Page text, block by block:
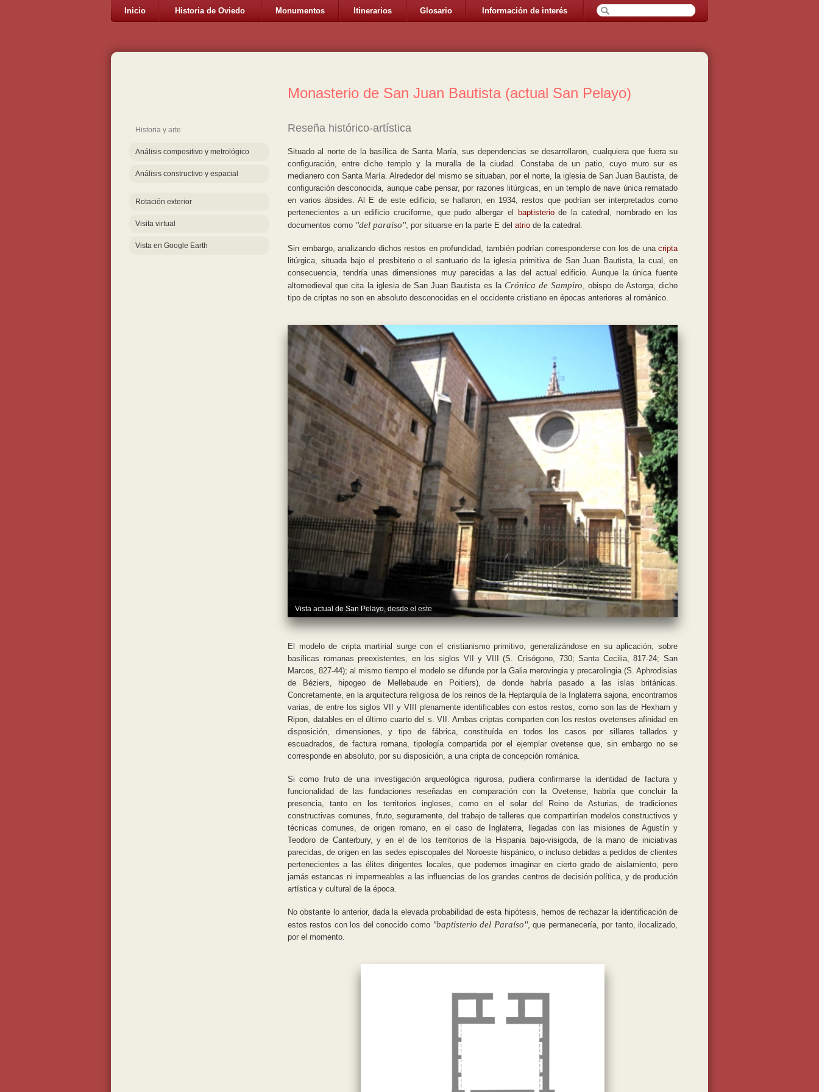
Inicio Historia de Oviedo Monumentos Itinerarios Glosario Información de interés
Historia y arte
Análisis compositivo y metrológico
Análisis constructivo y espacial
Rotación exterior
Visita virtual
Vista en Google Earth
Monasterio de San Juan Bautista (actual San Pelayo)
Reseña histórico-artística
Situado al norte de la basílica de Santa María, sus dependencias se desarrollaron, cualquiera que fuera su
configuración, entre dicho templo y la muralla de la ciudad. Constaba de un patio, cuyo muro sur es
medianero con Santa María. Alrededor del mismo se situaban, por el norte, la iglesia de San Juan Bautista, de
configuración desconocida, aunque cabe pensar, por razones litúrgicas, en un templo de nave única rematado
en varios ábsides. Al E de este edificio, se hallaron, en 1934, restos que podrían ser interpretados como
pertenecientes a un edificio cruciforme, que pudo albergar el
baptisteriode la catedral, nombrado en los
documentos como "del paraíso", por situarse en la parte E del atrio de la catedral.
Sin embargo, analizando dichos restos en profundidad, también podrían corresponderse con los de una cripta
litúrgica, situada bajo el presbiterio o el santuario de la iglesia primitiva de San Juan Bautista, la cual, en
consecuencia, tendría unas dimensiones muy parecidas a las del actual edificio. Aunque la única fuente
altomedieval que cita la iglesia de San Juan Bautista es la Crónica de Sampiro, obispo de Astorga, dicho
tipo de criptas no son en absoluto desconocidas en el occidente cristiano en épocas anteriores al románico.
Vista actual de San Pelayo, desde el este.
El modelo de cripta martirial surge con el cristianismo primitivo, generalizándose en su aplicación, sobre
basílicas romanas preexistentes, en los siglos VII y VIII (S. Crisógono, 730; Santa Cecilia, 817-24; San
Marcos, 827-44); al mismo tiempo el modelo se difunde por la Galia merovingia y precarolingia (S. Aphrodisias
de Béziers, hipogeo de Mellebaude en Poitiers), de donde habría pasado a las islas británicas.
Concretamente, en la arquitectura religiosa de los reinos de la Heptarquía de la Inglaterra sajona, encontramos
varias, de entre los siglos VII y VIII plenamente identificables con estos restos, como son las de Hexham y
Ripon, datables en el último cuarto del s. VII. Ambas criptas comparten con los restos ovetenses afinidad en
disposición, dimensiones, y tipo de fábrica, constituída en todos los casos por sillares tallados y
escuadrados, de factura romana, tipología compartida por el ejemplar ovetense que, sin embargo no se
corresponde en absoluto, por su disposición, a una cripta de concepción románica.
Si como fruto de una investigación arqueológica rigurosa, pudiera confirmarse la identidad de factura y
funcionalidad de las fundaciones reseñadas en comparación con la Ovetense, habría que concluir la
presencia, tanto en los territorios ingleses, como en el solar del Reino de Asturias, de tradiciones
constructivas comunes, fruto, seguramente, del trabajo de talleres que compartirían modelos constructivos y
técnicas comunes, de origen romano, en el caso de Inglaterra, llegadas con las misiones de Agustín y
Teodoro de Canterbury, y en el de los territorios de la Hispania bajo-visigoda, de la mano de iniciativas
parecidas, de origen en las sedes episcopales del Noroeste hispánico, o incluso debidas a pedidos de clientes
pertenecientes a las élites dirigentes locales, que podemos imaginar en cierto grado de aislamiento, pero
jamás estancas ni impermeables a las influencias de los grandes centros de decisión política, y de produción
artística y cultural de la época.
No obstante lo anterior, dada la elevada probabilidad de esta hipótesis, hemos de rechazar la identificación de
estos restos con los del conocido como "baptisterio del Paraíso", que permanecería, por tanto, ilocalizado,
por el momento.